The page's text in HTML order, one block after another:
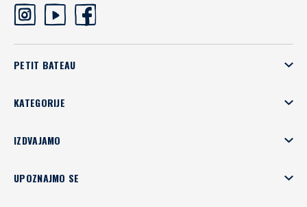
PETIT BATEAU
KATEGORIJE
IZDVAJAMO
UPOZNAJMO SE